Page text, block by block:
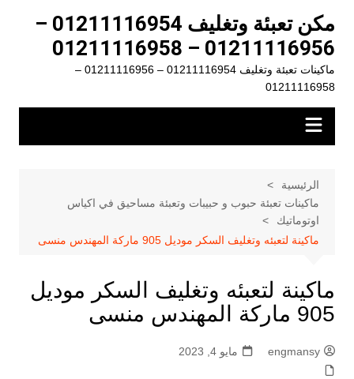
المحتوى
مكن تعبئة وتغليف 01211116954 –
01211116956 – 01211116958
ماكينات تعبئة وتغليف 01211116954 – 01211116956 –
01211116958
الرئيسية
ماكينات تعبئة حبوب و حبيبات وتعبئة مساحيق في اكياس
اوتوماتيك
ماكينة لتعبئه وتغليف السكر موديل 905 ماركة المهندس منسى
ماكينة لتعبئه وتغليف السكر موديل
905 ماركة المهندس منسى
engmansy مايو 4, 2023